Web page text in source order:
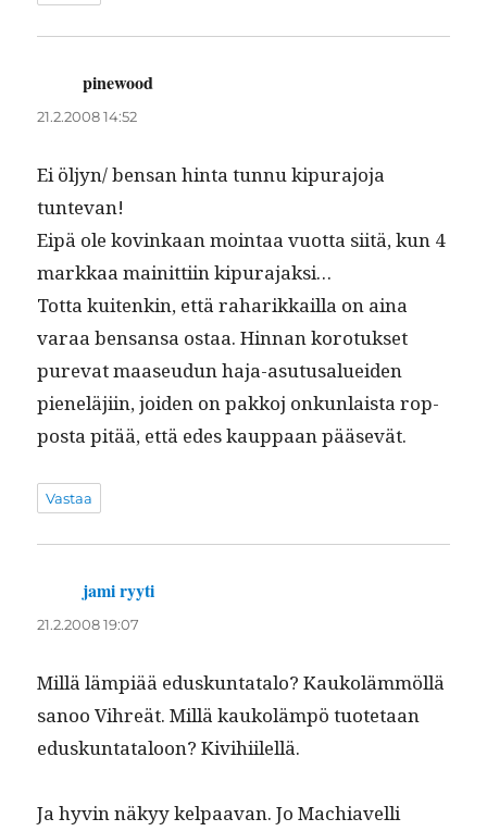
pinewood
21.2.2008 14:52
Ei öljyn/ ben­san hin­ta tun­nu kipu­ra­jo­ja
tuntevan!
Eipä ole kovinkaan moin­taa vuot­ta siitä, kun 4
markkaa mainit­ti­in kipurajaksi…
Tot­ta kuitenkin, että raharikkail­la on aina
varaa ben­sansa ostaa. Hin­nan koro­tuk­set
pure­vat maaseudun haja-asu­tusaluei­den
pieneläji­in, joiden on pakkoj onkun­laista rop­
pos­ta pitää, että edes kaup­paan pääsevät.
Vastaa
jami ryyti
21.2.2008 19:07
Mil­lä lämpiää eduskun­tat­a­lo? Kaukoläm­möl­lä
sanoo Vihreät. Mil­lä kaukoläm­pö tuote­taan
eduskun­tat­aloon? Kivihiilellä.
Ja hyvin näkyy kel­paa­van. Jo Machi­avel­li